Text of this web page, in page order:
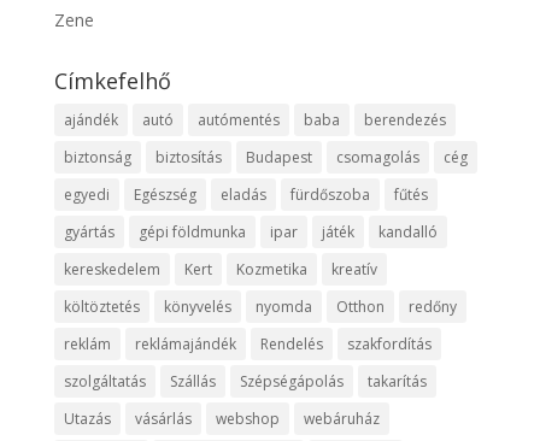
Zene
Címkefelhő
ajándék autó autómentés baba
berendezés
biztonság
biztosítás Budapest csomagolás
cég
egyedi
Egészség eladás fürdőszoba
fűtés
gyártás
gépi földmunka ipar játék
kandalló
kereskedelem
Kert Kozmetika
kreatív
költöztetés
könyvelés nyomda Otthon
redőny
reklám
reklámajándék Rendelés
szakfordítás
szolgáltatás
Szállás Szépségápolás
takarítás
Utazás
vásárlás webshop webáruház